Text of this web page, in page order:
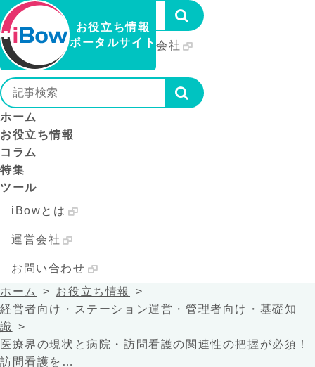
お役立ち情報
ポータルサイト
iBowとは
運営会社
お問い合わせ
ホーム
お役立ち情報
コラム
特集
ツール
iBowとは
運営会社
お問い合わせ
ホーム
お役立ち情報
経営者向け ・ ステーション運営 ・管理者向け ・ 基礎知
識
医療界の現状と病院・訪問看護の関連性の把握が必須！
訪問看護を…